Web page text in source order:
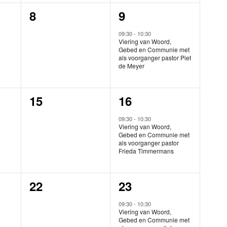
0
8
1
evenement,
9
09:30- 10:30
Viering van Woord,
Gebed en Communie met
als voorganger pastor Piet
de Meyer
0
15
1
evenement,
16
09:30- 10:30
Viering van Woord,
Gebed en Communie met
als voorganger pastor
Frieda Timmermans
0
22
1
evenement,
23
09:30- 10:30
Viering van Woord,
Gebed en Communie met